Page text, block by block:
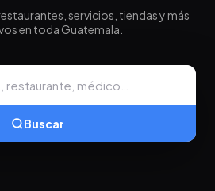
servicios, tiendas y más
en toda Guatemala.
Buscar